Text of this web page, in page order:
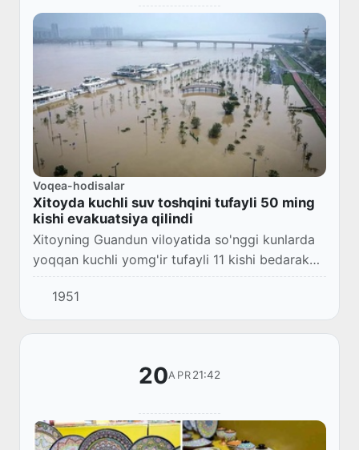
Voqea-hodisalar
Xitoyda kuchli suv toshqini tufayli 50 ming
kishi evakuatsiya qilindi
Xitoyning Guandun viloyatida so'nggi kunlarda
yoqqan kuchli yomg'ir tufayli 11 kishi bedarak
yo'qoldi.
1951
20APR 21:42